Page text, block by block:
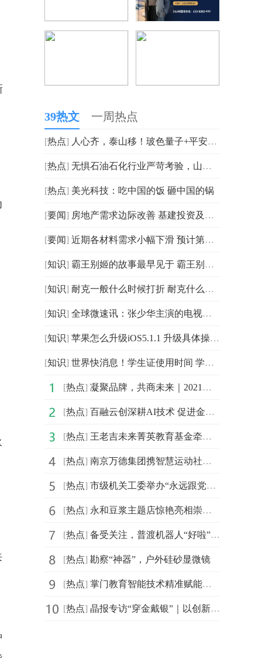
39热文 一周热点
[热点] 人心齐，泰山移！玻色量子+平安银行新年合作，剑指“量子
[热点] 无惧石油石化行业严苛考验，山特不间断时刻“守护”
[热点] 美光科技：吃中国的饭 砸中国的锅
[要闻] 房地产需求边际改善 基建投资及开工力度维持高位
[要闻] 近期各材料需求小幅下滑 预计第二季度将恢复高增长
[知识] 霸王别姬的故事最早见于 霸王别姬的故事最早见于楚汉春
[知识] 耐克一般什么时候打折 耐克什么节日会打折
[知识] 全球微速讯：张少华主演的电视剧 张少华演过哪些电视剧
[知识] 苹果怎么升级iOS5.1.1 升级具体操作步骤 全球报道
[知识] 世界快消息！学生证使用时间 学生证如何办理
[热点] 凝聚品牌，共商未来｜2021中国企业品牌建设峰会暨媒体发
[热点] 百融云创深耕AI技术 促进金融机构盘活存量客户
[热点] 王老吉未来菁英教育基金牵手汕头大学首设 “刺柠吉奖学
[热点] 南京万德集团携智慧运动社区解决方案精彩亮相2021体博会
[热点] 市级机关工委举办“永远跟党走，建功新时代”庆祝建党百
[热点] 永和豆浆主题店惊艳亮相崇明花博会，成新晋网红打卡地
[热点] 备受关注，普渡机器人“好啦”亮相2021中国连锁餐饮峰会
[热点] 勘察“神器”，户外硅砂显微镜
[热点] 掌门教育智能技术精准赋能个性化教学 品质课程助力信息
[热点] 晶报专访“穿金戴银”｜以创新突破界限，创造无限可能